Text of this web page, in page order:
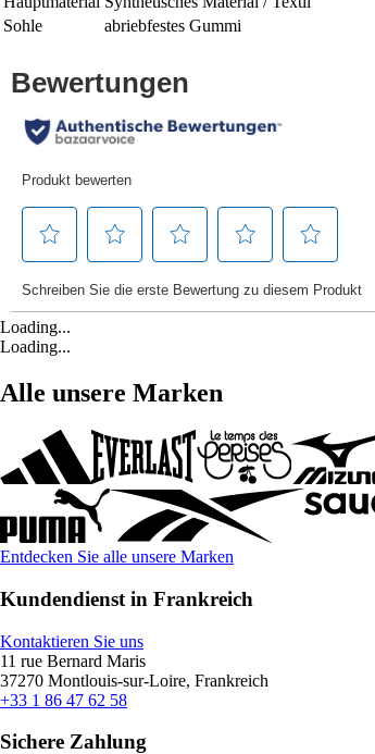
Sohle
abriebfestes Gummi
Loading...
Loading...
Alle unsere Marken
Entdecken Sie alle unsere Marken
Kundendienst in Frankreich
Kontaktieren Sie uns
11 rue Bernard Maris
37270 Montlouis-sur-Loire, Frankreich
+33 1 86 47 62 58
Sichere Zahlung